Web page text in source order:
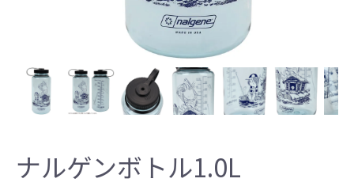
ナルゲンボトル1.0L